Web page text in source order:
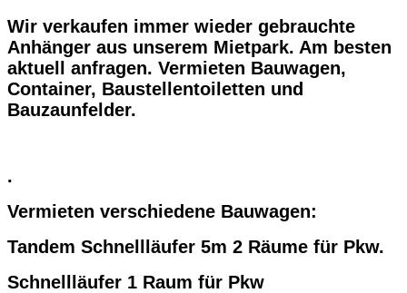
Wir verkaufen immer wieder gebrauchte
Anhänger aus unserem Mietpark. Am besten
aktuell anfragen. Vermieten Bauwagen,
Container, Baustellentoiletten und
Bauzaunfelder.
.
Vermieten verschiedene Bauwagen:
Tandem Schnellläufer 5m 2 Räume für Pkw.
Schnellläufer 1 Raum für Pkw